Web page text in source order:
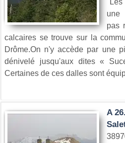
une
pas
calcaires se trouve sur la
Drôme.On n'y accède par une
dénivelé jusqu'aux dites «
Certaines de ces dalles sont
A